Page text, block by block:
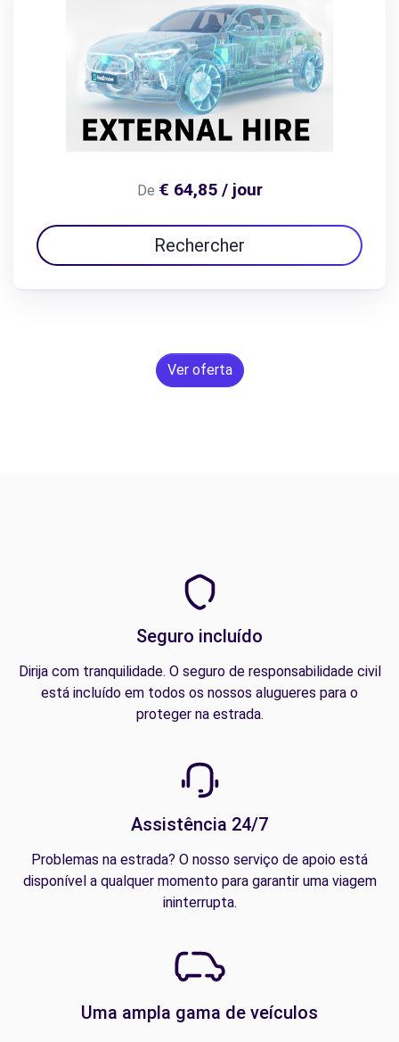
De € 64,85 / jour
Rechercher
Ver oferta
Seguro incluído
Dirija com tranquilidade. O seguro de responsabilidade civil
está incluído em todos os nossos alugueres para o
proteger na estrada.
Assistência 24/7
Problemas na estrada? O nosso serviço de apoio está
disponível a qualquer momento para garantir uma viagem
ininterrupta.
Uma ampla gama de veículos